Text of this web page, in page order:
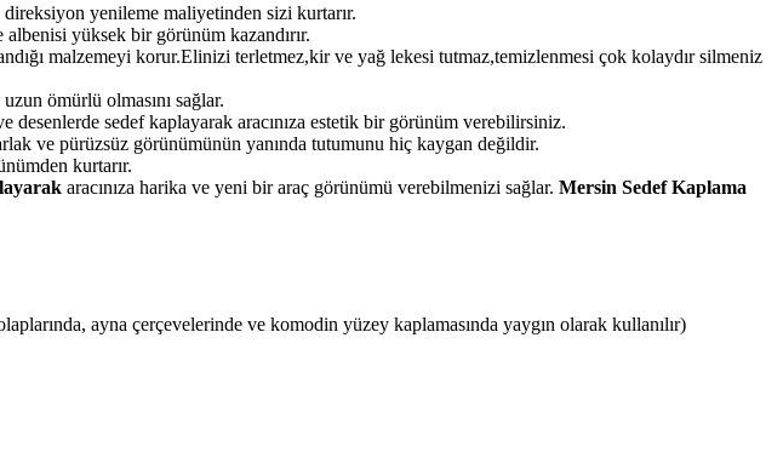
yenileme maliyetinden sizi kurtarır.
yüksek bir görünüm kazandırır.
malzemeyi korur.Elinizi terletmez,kir ve yağ lekesi tutmaz,temizlenmesi çok kolaydır silmeniz
ömürlü olmasını sağlar.
sedef kaplayarak aracınıza estetik bir görünüm verebilirsiniz.
ve pürüzsüz görünümünün yanında tutumunu hiç kaygan değildir.
kurtarır.
aracınıza harika ve yeni bir araç görünümü verebilmenizi sağlar. Mersin Sedef Kaplama
ayna çerçevelerinde ve komodin yüzey kaplamasında yaygın olarak kullanılır)